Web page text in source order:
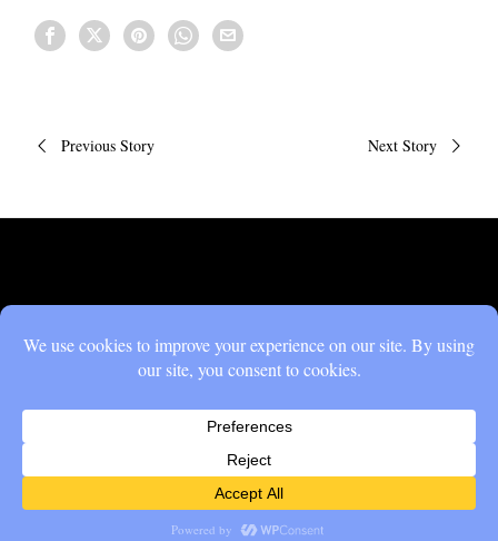
Πλοήγηση
Previous Story Next Story
All Rights Reserved. Copyright © 2025,